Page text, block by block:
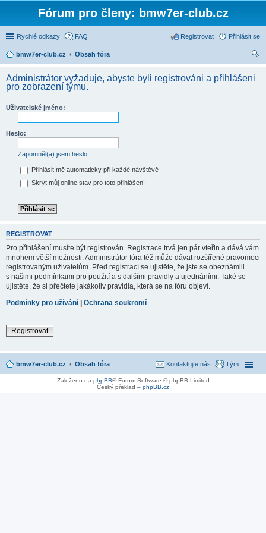
Fórum pro členy: bmw7er-club.cz
Rychlé odkazy FAQ Přihlásit se
Registrovat
bmw7er-club.cz
Obsah fóra
Administrátor vyžaduje, abyste byli registrováni a přihlášeni
pro zobrazení týmu.
Uživatelské jméno:
Heslo:
Zapomněl(a) jsem heslo
Přihlásit mě automaticky při každé návštěvě
Skrýt můj online stav pro toto přihlášení
REGISTROVAT
Pro přihlášení musíte být registrován. Registrace trvá jen pár vteřin a dává vám
mnohem větší možnosti. Administrátor fóra též může dávat rozšířené pravomoci
registrovaným uživatelům. Před registrací se ujistěte, že jste se obeznámili
s našimi podmínkami pro použití a s dalšími pravidly a ujednáními. Také se
ujistěte, že si přečtete jakákoliv pravidla, která se na fóru objeví.
Podmínky pro užívání | Ochrana soukromí
Registrovat
bmw7er-club.cz Obsah fóra Tým
Kontaktujte nás
Založeno na phpBB® Forum Software © phpBB Limited
Český překlad – phpBB.cz